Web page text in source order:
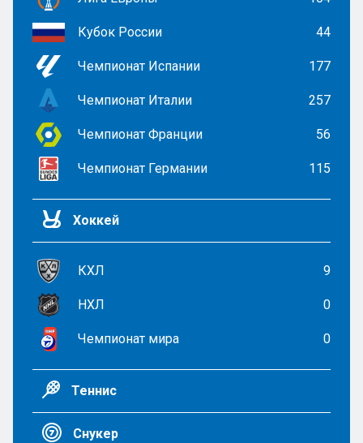
Кубок России 44
Чемпионат Испании 177
Чемпионат Италии 257
Чемпионат Франции 56
Чемпионат Германии 115
Хоккей
КХЛ 9
НХЛ 0
Чемпионат мира 0
Теннис
Снукер